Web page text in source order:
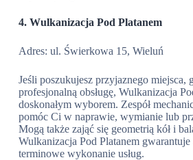
4. Wulkanizacja Pod Platanem
Adres: ul. Świerkowa 15, Wieluń
Jeśli poszukujesz przyjaznego miejsca,
profesjonalną obsługę, Wulkanizacja
doskonałym wyborem. Zespół
pomóc Ci w naprawie, wymianie lub
Mogą także zająć się geometrią kół i
Wulkanizacja Pod Platanem gwarantuje
terminowe wykonanie usług.